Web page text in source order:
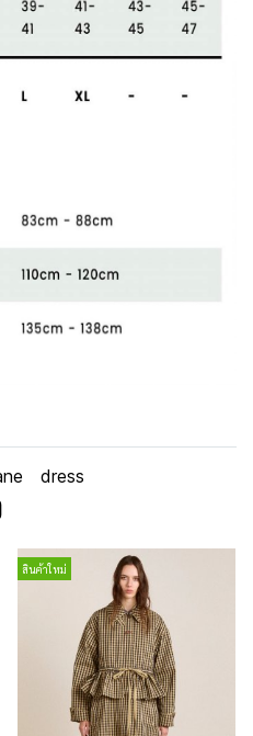
dress
สินค้าใหม่